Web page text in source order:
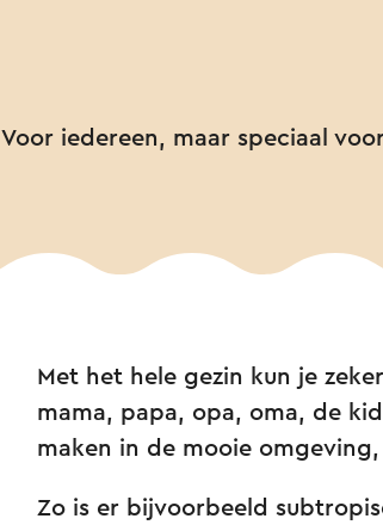
Voor iedereen, maar speciaal
Met het hele gezin kun je
mama, papa, opa, oma, de
maken in de mooie
Zo is er bijvoorbeeld